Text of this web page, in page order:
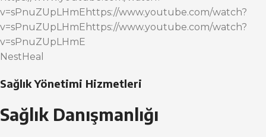
v=sPnuZUpLHmEhttps://www.youtube.com/watch?
v=sPnuZUpLHmEhttps://www.youtube.com/watch?
v=sPnuZUpLHmE
NestHeal
Sağlık Yönetimi Hizmetleri
Sağlık Danışmanlığı